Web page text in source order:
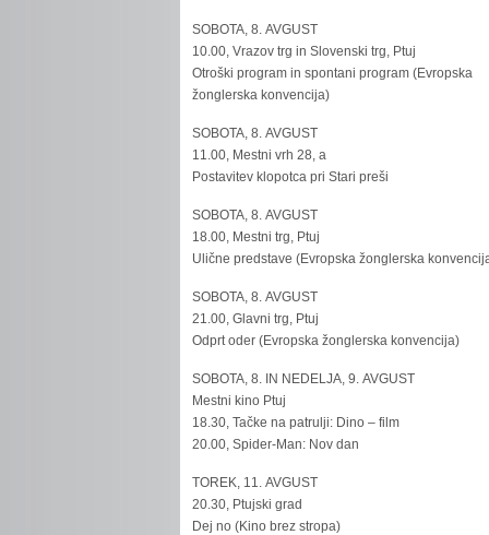
SOBOTA, 8. AVGUST
10.00, Vrazov trg in Slovenski trg, Ptuj
Otroški program in spontani program (Evropska
žonglerska konvencija)
SOBOTA, 8. AVGUST
11.00, Mestni vrh 28, a
Postavitev klopotca pri Stari preši
SOBOTA, 8. AVGUST
18.00, Mestni trg, Ptuj
Ulične predstave (Evropska žonglerska
SOBOTA, 8. AVGUST
21.00, Glavni trg, Ptuj
Odprt oder (Evropska žonglerska konvencija)
SOBOTA, 8. IN NEDELJA, 9. AVGUST
Mestni kino Ptuj
18.30, Tačke na patrulji: Dino – film
20.00, Spider-Man: Nov dan
TOREK, 11. AVGUST
20.30, Ptujski grad
Dej no (Kino brez stropa)